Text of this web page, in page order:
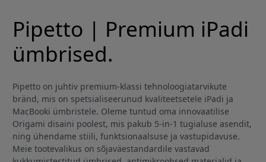
Pipetto | Premium iPadi
ümbrised.
Pipetto on juhtiv premium-klassi tehnoloogiatarvikute
bränd, mis on spetsialiseerunud kvaliteetsetele iPadi ja
MacBooki ümbristele. Oleme tuntud oma innovaatilise
Origami disaini poolest, mis pakub 5-in-1 tugialuse asendit,
ning ühendame stiili, funktsionaalsuse ja vastupidavuse.
Meie tootevalikus on sõjaväestandardile vastavad